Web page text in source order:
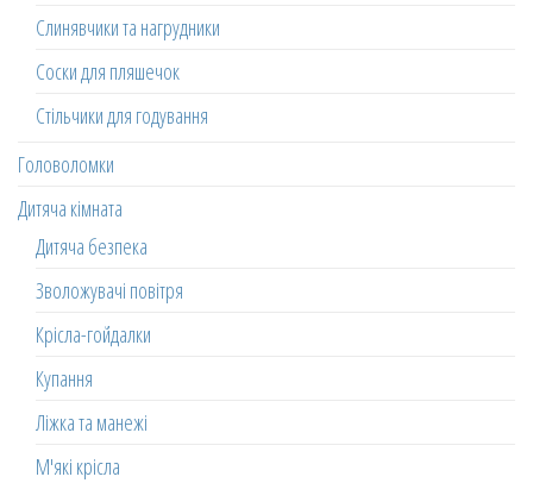
Слинявчики та нагрудники
Соски для пляшечок
Стільчики для годування
Головоломки
Дитяча кімната
Дитяча безпека
Зволожувачі повітря
Крісла-гойдалки
Купання
Ліжка та манежі
М'які крісла